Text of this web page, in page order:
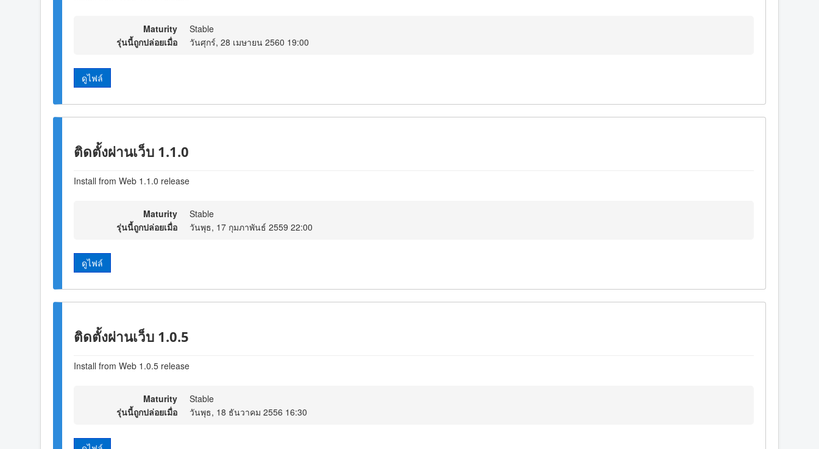
Maturity
Stable
รุ่นนี้ถูกปล่อยเมื่อ
วันศุกร์, 28 เมษายน 2560 19:00
ดูไฟล์
ติดตั้งผ่านเว็บ 1.1.0
Install from Web 1.1.0 release
Maturity
Stable
รุ่นนี้ถูกปล่อยเมื่อ
วันพุธ, 17 กุมภาพันธ์ 2559 22:00
ดูไฟล์
ติดตั้งผ่านเว็บ 1.0.5
Install from Web 1.0.5 release
Maturity
Stable
รุ่นนี้ถูกปล่อยเมื่อ
วันพุธ, 18 ธันวาคม 2556 16:30